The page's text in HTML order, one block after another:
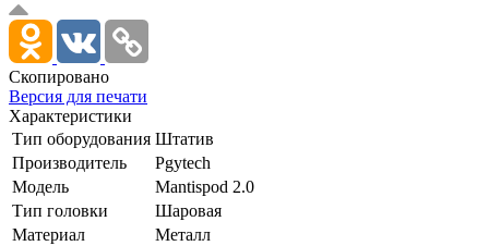
Скопировано
Версия для печати
Характеристики
Тип оборудования Штатив
Производитель
Pgytech
Модель
Mantispod 2.0
Тип головки
Шаровая
Материал
Металл